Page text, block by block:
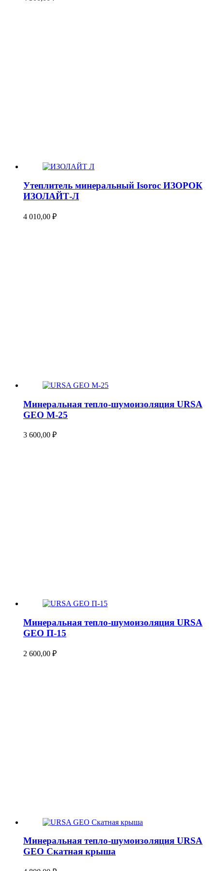
Утеплитель минеральный Isoroc ИЗОРОК
ИЗОЛАЙТ-Л
4 010,00 ₽
Минеральная тепло-шумоизоляция URSA
GEO М-25
3 600,00 ₽
Минеральная тепло-шумоизоляция URSA
GEO П-15
2 600,00 ₽
Минеральная тепло-шумоизоляция URSA
GEO Скатная крыша